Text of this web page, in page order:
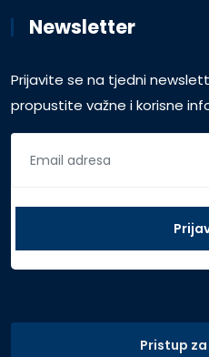
Newsletter
Prijavite se na tjedni
propustite važne i korisne
Pristup